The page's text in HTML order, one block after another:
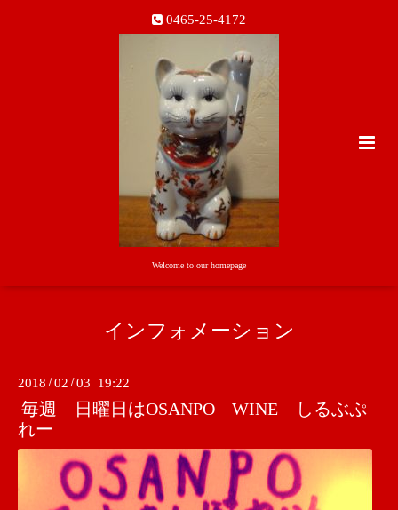
0465-25-4172
Welcome to our homepage
インフォメーション
2018 /02 /03 19:22
毎週 日曜日はOSANPO WINE しるぶぷ
れー